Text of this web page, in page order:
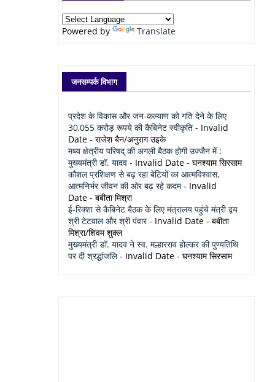
Powered by Translate
जनसम्पर्क विभाग
प्रदेश के विकास और जन-कल्याण को गति देने के लिए
30,055 करोड़ रूपये की कैबिनेट स्वीकृति - Invalid
Date - राजेश बैन/अनुराग उइके
मध्य क्षेत्रीय परिषद् की अगली बैठक होगी उज्जैन में :
मुख्यमंत्री डॉ. यादव - Invalid Date - घनश्याम सिरसाम
कौशल प्रशिक्षण से बढ़ रहा बेटियों का आत्मविश्वास,
आत्मनिर्भर जीवन की ओर बढ़ रहे कदम- Invalid
Date - बबीता मिश्रा
ई-रिक्शा से कैबिनेट बैठक के लिए मंत्रालय पहुंचे मंत्री द्वय
श्री टेटवाल और श्री पंवार- Invalid Date - बबीता
मिश्रा/शिवम शुक्ल
मुख्यमंत्री डॉ. यादव ने स्व. मल्हारराव होल्कर की पुण्यतिथि
पर दी श्रद्धांजलि- Invalid Date - घनश्याम सिरसाम